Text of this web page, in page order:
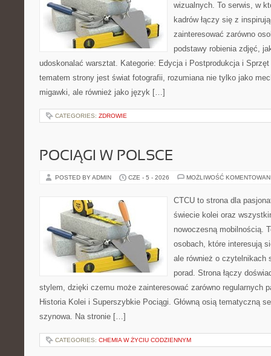
wizualnych. To serwis, w
kadrów łączy się z
zainteresować zarówno
podstawy robienia zdjęć,
udoskonalać warsztat. Kategorie: Edycja i Postprodukcja i Sprzęt
tematem strony jest świat fotografii, rozumiana nie tylko jako
migawki, ale również jako język […]
CATEGORIES: ZDROWIE
POCIĄGI W POLSCE
POSTED BY ADMIN CZE - 5 - 2026 MOŻLIWOŚĆ
CTCU to strona dla
świecie kolei oraz
nowoczesną mobilnością.
osobach, które interesują
ale również o czytelnikach
porad. Strona łączy
stylem, dzięki czemu może zainteresować zarówno regularnych
Historia Kolei i Superszybkie Pociągi. Główną osią tematyczną
szynowa. Na stronie […]
CATEGORIES: CHEMIA W ŻYCIU CODZIENNYM